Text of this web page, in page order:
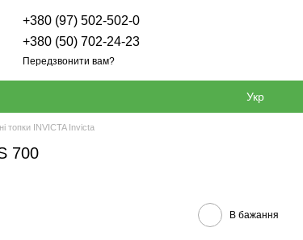
+380 (97) 502-502-0
+380 (50) 702-24-23
Передзвонити вам?
Укр
топки INVICTA Invicta
700
В бажання